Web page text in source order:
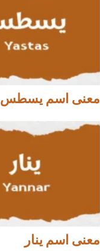
معنى اسم يسطس
معنى اسم ينار